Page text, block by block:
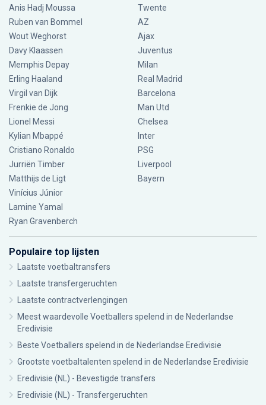
Anis Hadj Moussa
Ruben van Bommel
Wout Weghorst
Davy Klaassen
Memphis Depay
Erling Haaland
Virgil van Dijk
Frenkie de Jong
Lionel Messi
Kylian Mbappé
Cristiano Ronaldo
Jurriën Timber
Matthijs de Ligt
Vinícius Júnior
Lamine Yamal
Ryan Gravenberch
Twente
AZ
Ajax
Juventus
Milan
Real Madrid
Barcelona
Man Utd
Chelsea
Inter
PSG
Liverpool
Bayern
Populaire top lijsten
Laatste voetbaltransfers
Laatste transfergeruchten
Laatste contractverlengingen
Meest waardevolle Voetballers spelend in de Nederlandse
Eredivisie
Beste Voetballers spelend in de Nederlandse Eredivisie
Grootste voetbaltalenten spelend in de Nederlandse Eredivisie
Eredivisie (NL) - Bevestigde transfers
Eredivisie (NL) - Transfergeruchten